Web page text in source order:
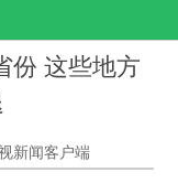
份 这些地方
新闻客户端